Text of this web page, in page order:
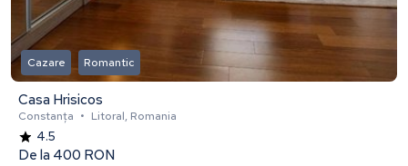
Cazare Romantic
Casa Hrisicos
Constanța • Litoral, Romania
4.5
De la 400 RON